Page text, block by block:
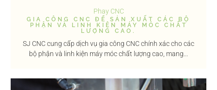
Phay CNC
GIA CÔNG CNC ĐỂ SẢN XUẤT CÁC BỘ
PHẬN VÀ LINH KIỆN MÁY MÓC CHẤT
LƯỢNG CAO.
SJ CNC cung cấp dịch vụ gia công CNC chính xác cho các
bộ phận và linh kiện máy móc chất lượng cao, mang...